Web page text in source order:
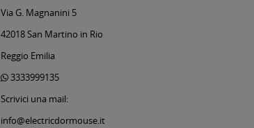
Via G. Magnanini 5
42018 San Martino in Rio
Reggio Emilia
3333999135
Scrivici una mail:
info@electricdormouse.it